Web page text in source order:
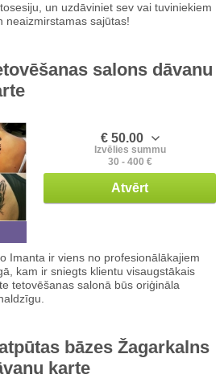
un uzdāviniet sev vai tuviniekiem
neaizmirstamas sajūtas!
salons dāvanu
€ 50.00
Izvēlies summu
30 - 400 €
Atvērt
Imanta ir viens no profesionālākajiem
kam ir sniegts klientu visaugstākais
tetovēšanas salonā būs oriģināla
bāzes Žagarkalns
karte